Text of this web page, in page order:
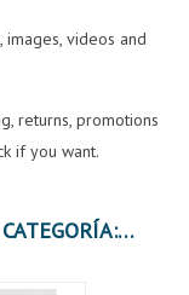
videos and
returns, promotions
if you want.
11 PRODUCTOS MÁS EN LA MISMA CATEGORÍA: